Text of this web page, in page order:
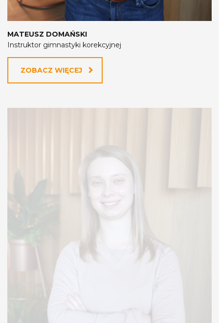
MATEUSZ DOMAŃSKI
Instruktor gimnastyki korekcyjnej
ZOBACZ WIĘCEJ